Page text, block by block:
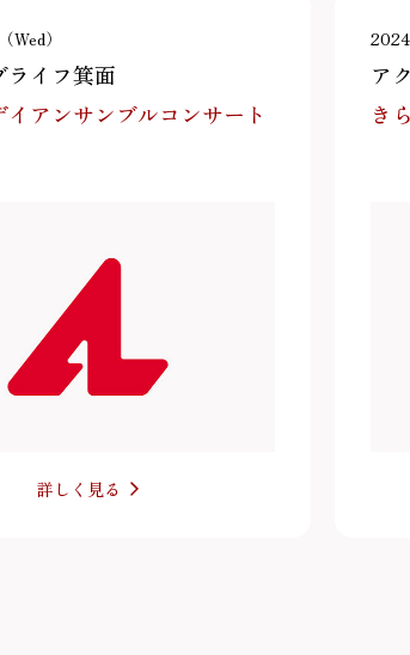
）
ライフ箕面
イアンサンブルコンサート
詳しく見る
ア
き